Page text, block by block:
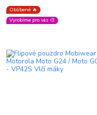
Oblíbené 🔥
Vyrobíme pro vás 🎨